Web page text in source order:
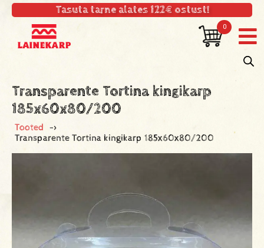
Tasuta tarne alates 122€ ostust!
0
Transparente Tortina kingikarp
185x60x80/200
Tooted ->
Transparente Tortina kingikarp 185x60x80/200